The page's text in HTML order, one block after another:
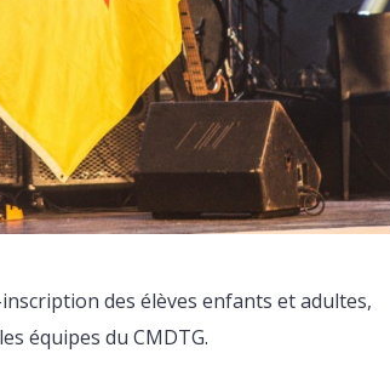
des élèves enfants et adultes,
équipes du CMDTG.